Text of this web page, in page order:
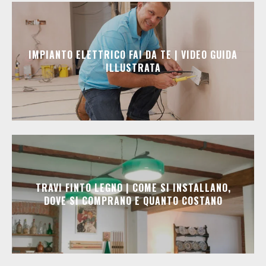
IMPIANTO ELETTRICO FAI DA TE | VIDEO GUIDA
ILLUSTRATA
TRAVI FINTO LEGNO | COME SI INSTALLANO,
DOVE SI COMPRANO E QUANTO COSTANO